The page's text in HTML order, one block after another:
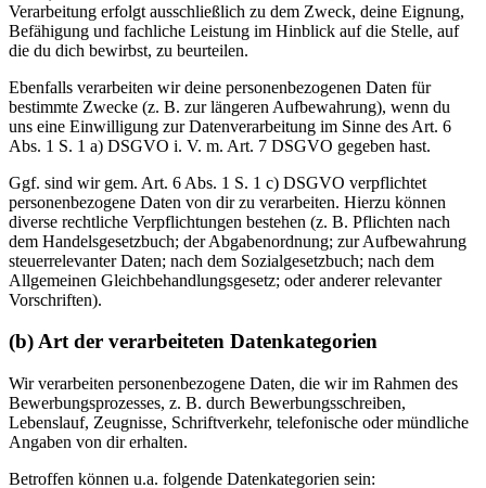
Verarbeitung erfolgt ausschließlich zu dem Zweck, deine Eignung,
Befähigung und fachliche Leistung im Hinblick auf die Stelle, auf
die du dich bewirbst, zu beurteilen.
Ebenfalls verarbeiten wir deine personenbezogenen Daten für
bestimmte Zwecke (z. B. zur längeren Aufbewahrung), wenn du
uns eine Einwilligung zur Datenverarbeitung im Sinne des Art. 6
Abs. 1 S. 1 a) DSGVO i. V. m. Art. 7 DSGVO gegeben hast.
Ggf. sind wir gem. Art. 6 Abs. 1 S. 1 c) DSGVO verpflichtet
personenbezogene Daten von dir zu verarbeiten. Hierzu können
diverse rechtliche Verpflichtungen bestehen (z. B. Pflichten nach
dem Handelsgesetzbuch; der Abgabenordnung; zur Aufbewahrung
steuerrelevanter Daten; nach dem Sozialgesetzbuch; nach dem
Allgemeinen Gleichbehandlungsgesetz; oder anderer relevanter
Vorschriften).
(b) Art der verarbeiteten Datenkategorien
Wir verarbeiten personenbezogene Daten, die wir im Rahmen des
Bewerbungsprozesses, z. B. durch Bewerbungsschreiben,
Lebenslauf, Zeugnisse, Schriftverkehr, telefonische oder mündliche
Angaben von dir erhalten.
Betroffen können u.a. folgende Datenkategorien sein: